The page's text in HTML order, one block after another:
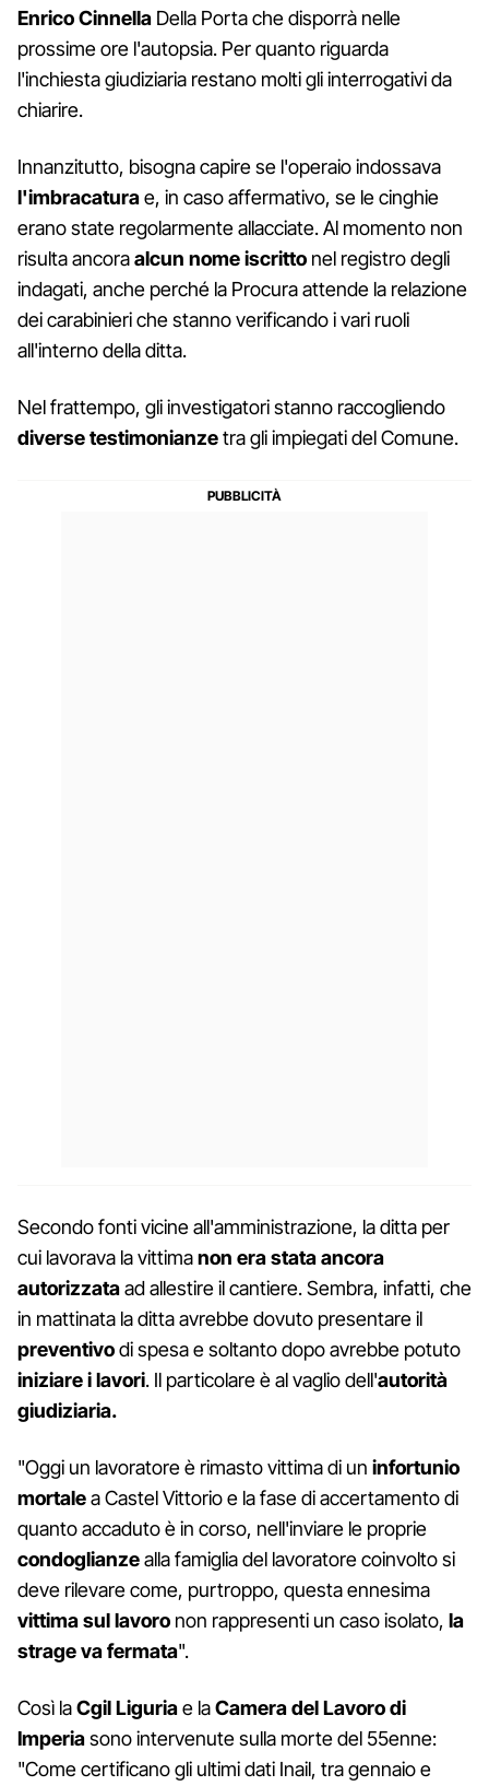
Enrico Cinnella Della Porta che disporrà nelle
prossime ore l'autopsia. Per quanto riguarda
l'inchiesta giudiziaria restano molti gli interrogativi da
chiarire.
Innanzitutto, bisogna capire se l'operaio indossava
l'imbracaturae, in caso affermativo, se le cinghie
erano state regolarmente allacciate. Al momento non
risulta ancoraalcun nome iscritto nel registro degli
indagati, anche perché la Procura attende la relazione
dei carabinieri che stanno verificando i vari ruoli
all'interno della ditta.
Nel frattempo, gli investigatori stanno raccogliendo
diverse testimonianzetra gli impiegati del Comune.
Secondo fonti vicine all'amministrazione, la ditta per
cui lavorava la vittimanon era stata ancora
autorizzataad allestire il cantiere. Sembra, infatti, che
in mattinata la ditta avrebbe dovuto presentare il
preventivodi spesa e soltanto dopo avrebbe potuto
iniziare i lavori. Il particolare è al vaglio dell'autorità
giudiziaria.
"Oggi un lavoratore è rimasto vittima di un infortunio
mortalea Castel Vittorio e la fase di accertamento di
quanto accaduto è in corso, nell'inviare le proprie
condoglianzealla famiglia del lavoratore coinvolto si
deve rilevare come, purtroppo, questa ennesima
vittima sul lavoro non rappresenti un caso isolato, la
strage va fermata".
Così laCgil Liguriae laCamera del Lavoro di
Imperiasono intervenute sulla morte del 55enne:
"Come certificano gli ultimi dati Inail, tra gennaio e